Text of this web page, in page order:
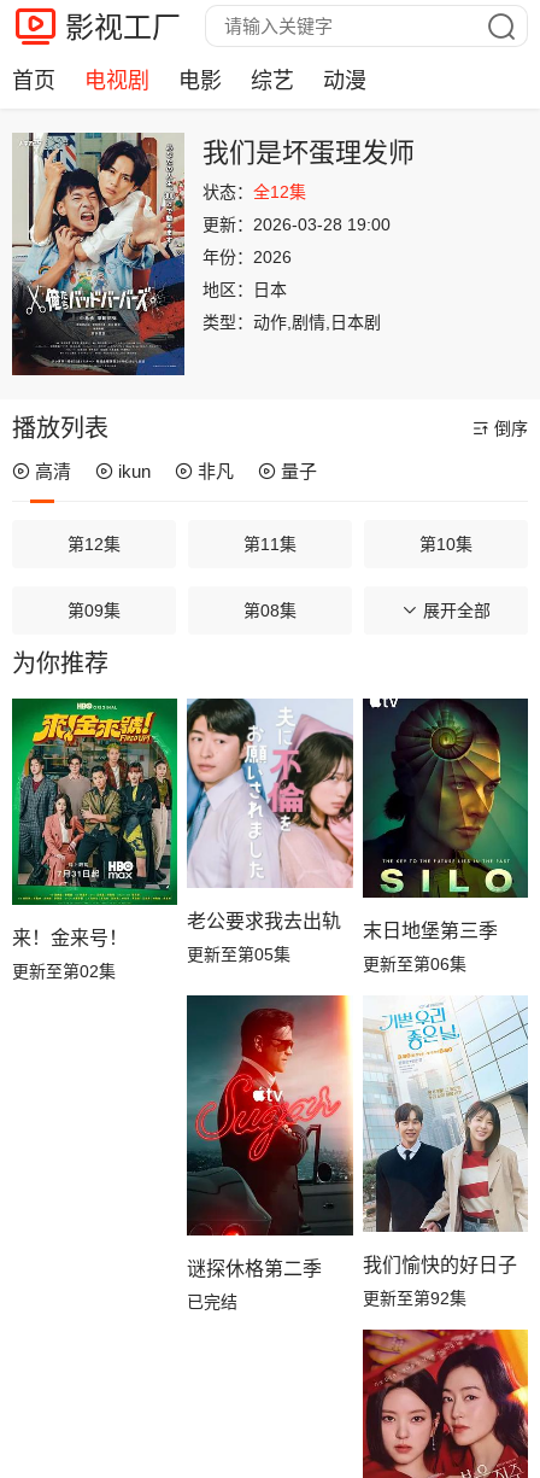
影视工厂
首页 电视剧 电影 综艺 动漫
我们是坏蛋理发师
状态： 全12集
更新： 2026-03-28 19:00
年份： 2026
地区：
日本
类型： 动作,剧情,日本剧
播放列表 倒序
高清 ikun 非凡 量子
第12集 第11集 第10集
第09集 第08集 第07集
第06集
第03集 第02集 第01集
展开全部
为你推荐
来！金来号！
更新至第02集
老公要求我去出轨
更新至第05集
末日地堡第三季
更新至第06集
谜探休格第二季
已完结
我们愉快的好日子
更新至第92集